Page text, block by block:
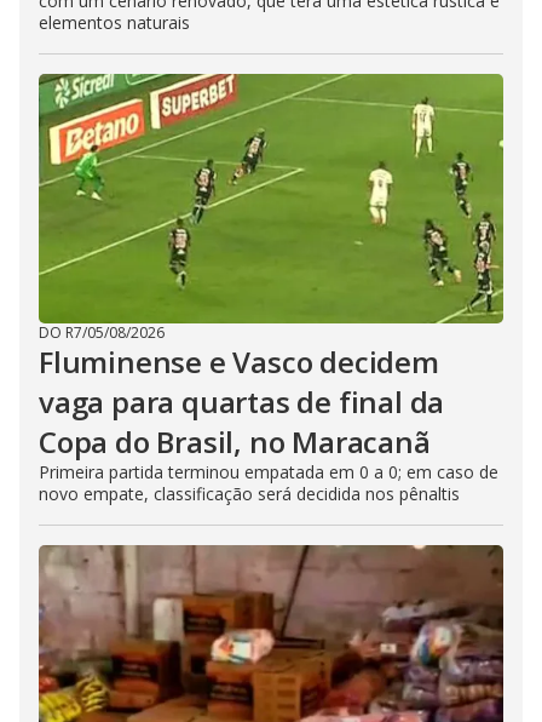
elementos naturais
DO R7/05/08/2026
Fluminense e Vasco decidem
vaga para quartas de final da
Copa do Brasil, no Maracanã
Primeira partida terminou empatada em 0 a 0; em caso de
novo empate, classificação será decidida nos pênaltis